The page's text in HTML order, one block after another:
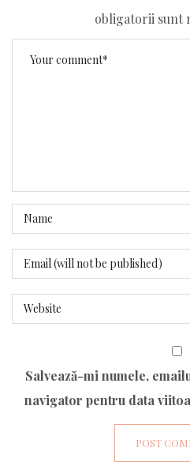
obligatorii sunt
Salvează-mi numele,
navigator pentru data